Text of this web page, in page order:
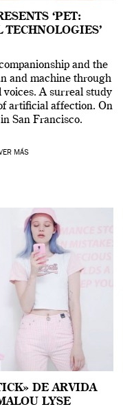
‘PET:
and the
and machine through
voices. A surreal study
artificial affection. On
San Francisco.
MÁS
DE ARVIDA
LYSE